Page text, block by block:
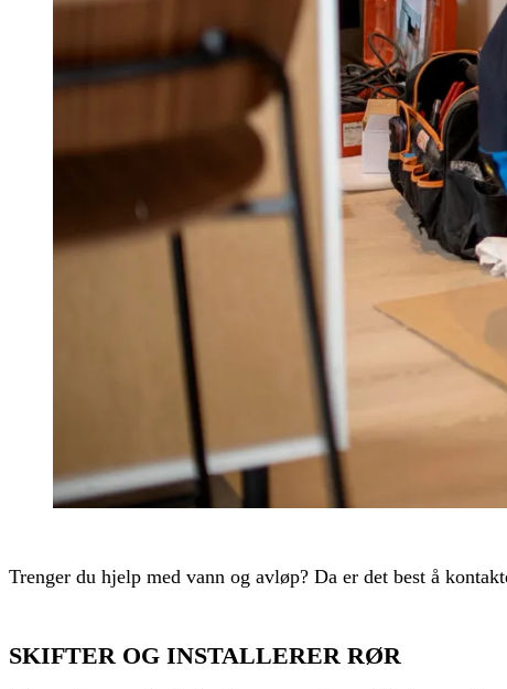
Trenger du hjelp med vann og avløp? Da er det best å
SKIFTER OG INSTALLERER RØR